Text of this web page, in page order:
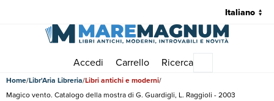
Accedi Carrello Ricerca
Home Libr'Aria Libreria Libri antichi e moderni
Magico vento. Catalogo della mostra di G. Guardigli, L. Raggioli - 2003